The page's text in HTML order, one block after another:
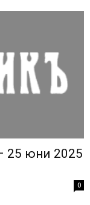
25 юни 2025
0